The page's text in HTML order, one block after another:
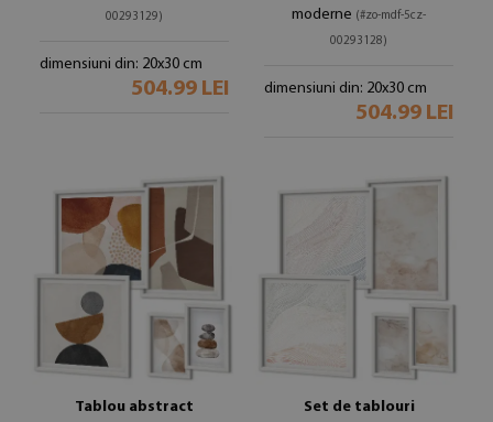
00293129)
dimensiuni din: 20x30 cm
504.99 LEI
moderne (#zo-mdf-5cz-
00293128)
dimensiuni din: 20x30 cm
504.99 LEI
Tablou abstract
Set de tablouri